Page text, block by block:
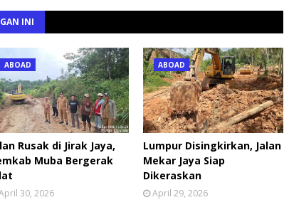
INI
ABOAD
Rusak di Jirak Jaya,
Muba Bergerak
30, 2026
ABOAD
Lumpur Disingkirkan, Jalan
Mekar Jaya Siap
Dikeraskan
April 29, 2026